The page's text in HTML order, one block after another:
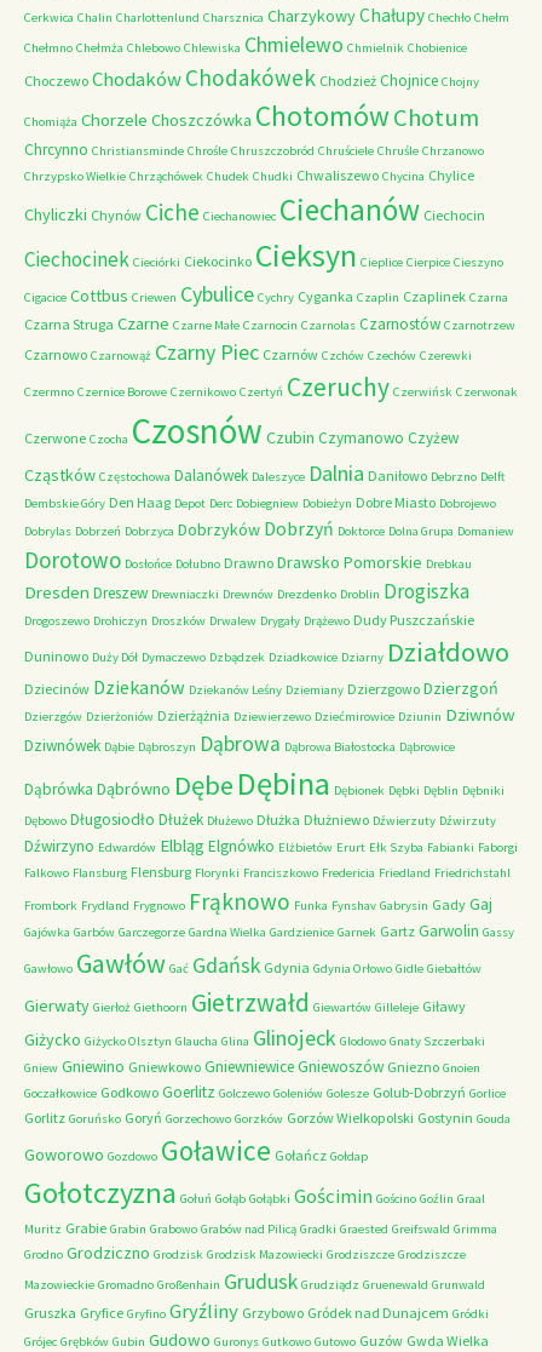
Cerkwica Chalin Charlottenlund Charsznica CharzykowyChałupy Chechło Chełm
Chełmno Chełmża Chlebowo Chlewiska Chmielewo Chmielnik Chobienice
Choczewo ChodakówChodakówek Chodzież Chojnice Chojny
Chomiąża Chorzele Choszczówka ChotomówChotum
Chrcynno Christiansminde Chrośle Chruszczobród Chruściele Chruśle Chrzanowo
Chrzypsko Wielkie Chrząchówek Chudek Chudki Chwaliszewo Chycina Chylice
Chyliczki Chynów Ciche Ciechanowiec Ciechanów Ciechocin
Ciechocinek Cieciórki Ciekocinko Cieksyn Cieplice Cierpice Cieszyno
Cigacice Cottbus Criewen Cybulice Cychry Cyganka Czaplin Czaplinek Czarna
Czarna Struga Czarne Czarne Małe Czarnocin Czarnolas Czarnostów Czarnotrzew
Czarnowo Czarnowąż Czarny Piec Czarnów Czchów Czechów Czerewki
Czermno Czernice Borowe Czernikowo Czertyń Czeruchy Czerwińsk Czerwonak
Czerwone Czocha Czosnów Czubin Czymanowo Czyżew
Cząstków Częstochowa Dalanówek Daleszyce Dalnia Daniłowo Debrzno Delft
Dembskie Góry Den Haag Depot Derc Dobiegniew Dobieżyn Dobre Miasto Dobrojewo
Dobrylas Dobrzeń Dobrzyca Dobrzyków Dobrzyń Doktorce Dolna Grupa Domaniew
Dorotowo Dosłońce Dołubno Drawno Drawsko Pomorskie Drebkau
Dresden Dreszew Drewniaczki Drewnów Drezdenko Droblin Drogiszka
Drogoszewo Drohiczyn Droszków Drwalew Drygały Drążewo Dudy Puszczańskie
Duninowo Duży Dół Dymaczewo Dzbądzek Dziadkowice Dziarny Działdowo
Dziecinów Dziekanów Dziekanów Leśny Dziemiany Dzierzgowo Dzierzgoń
Dzierzgów Dzierżoniów Dzierżążnia Dziewierzewo Dziećmirowice Dziunin Dziwnów
Dziwnówek Dąbie Dąbroszyn Dąbrowa Dąbrowa Białostocka Dąbrowice
Dąbrówka Dąbrówno Dębe Dębina Dębionek Dębki Dęblin Dębniki
Dębowo Długosiodło Dłużek Dłużewo Dłużka Dłużniewo Dźwierzuty Dźwirzuty
Dźwirzyno Edwardów Elbląg Elgnówko Elżbietów Erurt Ełk Szyba Fabianki Faborgi
Falkowo Flansburg Flensburg Florynki Franciszkowo Fredericia Friedland Friedrichstahl
Frombork Frydland Frygnowo Frąknowo Funka Fynshav Gabrysin Gady Gaj
Gajówka Garbów Garczegorze Gardna Wielka Gardzienice Garnek Gartz Garwolin Gassy
Gawłowo Gawłów Gać Gdańsk Gdynia Gdynia Orłowo Gidle Giebałtów
Gierwaty Gierłoż Giethoorn Gietrzwałd Giewartów Gilleleje Giławy
Giżycko Giżycko Olsztyn Glaucha Glina Glinojeck Glodowo Gnaty Szczerbaki
Gniew Gniewino Gniewkowo GniewniewiceGniewoszów Gniezno Gnoien
Goczałkowice Godkowo Goerlitz Golczewo Goleniów Golesze Golub-Dobrzyń Gorlice
Gorlitz Goruńsko Goryń Gorzechowo Gorzków Gorzów Wielkopolski Gostynin Gouda
Goworowo Gozdowo Goławice Gołańcz Gołdap
Gołotczyzna Gołuń Gołąb Gołąbki Gościmin Gościno Goźlin Graal
Muritz Grabie Grabin Grabowo Grabów nad Pilicą Gradki Graested Greifswald Grimma
Grodno Grodziczno Grodzisk Grodzisk Mazowiecki Grodziszcze Grodziszcze
Mazowieckie Gromadno Großenhain Grudusk Grudziądz Gruenewald Grunwald
Gruszka Gryfice Gryfino Gryźliny Grzybowo Gródek nad Dunajcem Gródki
Grójec Grębków Gubin Gudowo Guronys Gutkowo Gutowo Guzów Gwda Wielka